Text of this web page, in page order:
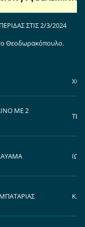
ΣΤΙΣ 2/3/2024
Θεοδωρακόπουλο.
ΜΕ 2
Κ.Δ.